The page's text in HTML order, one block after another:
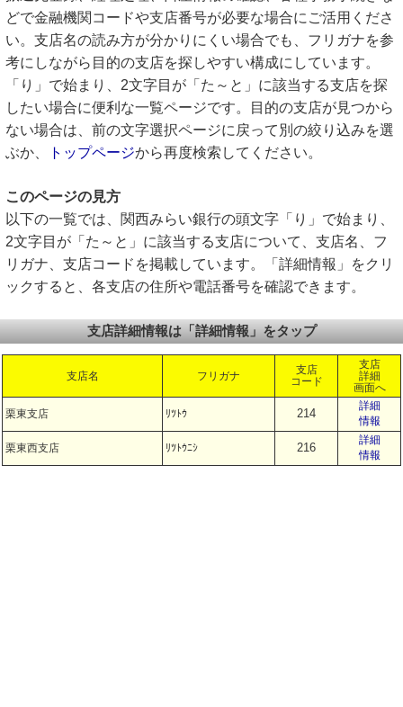
どで金融機関コードや支店番号が必要な場合にご活用くださ
い。支店名の読み方が分かりにくい場合でも、フリガナを参
考にしながら目的の支店を探しやすい構成にしています。
「り」で始まり、2文字目が「た～と」に該当する支店を探
したい場合に便利な一覧ページです。目的の支店が見つから
ない場合は、前の文字選択ページに戻って別の絞り込みを選
ぶか、
トップページから再度検索してください。
このページの見方
以下の一覧では、関西みらい銀行の頭文字「り」で始まり、
2文字目が「た～と」に該当する支店について、支店名、フ
リガナ、支店コードを掲載しています。「詳細情報」をクリ
ックすると、各支店の住所や電話番号を確認できます。
支店詳細情報は「詳細情報」をタップ
支店名 フリガナ
支店
コード
支店
詳細
画面へ
栗東支店 ﾘﾂﾄｳ 214
詳細
情報
栗東西支店 ﾘﾂﾄｳﾆｼ 216
詳細
情報